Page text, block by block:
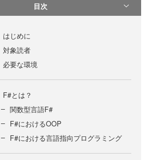
目次
はじめに
対象読者
必要な環境
F#とは？
関数型言語F#
F#におけるOOP
F#における言語指向プログラミング